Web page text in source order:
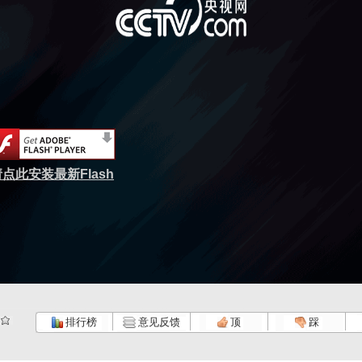
点此安装最新Flash
排行榜 意见反馈 顶 踩